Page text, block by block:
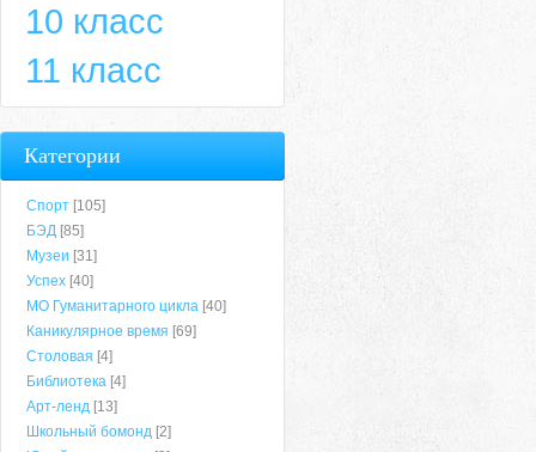
10 класс
11 класс
Категории
Спорт [105]
БЭД [85]
Музеи [31]
Успех [40]
МО Гуманитарного цикла [40]
Каникулярное время [69]
Столовая [4]
Библиотека [4]
Арт-ленд [13]
Школьный бомонд [2]